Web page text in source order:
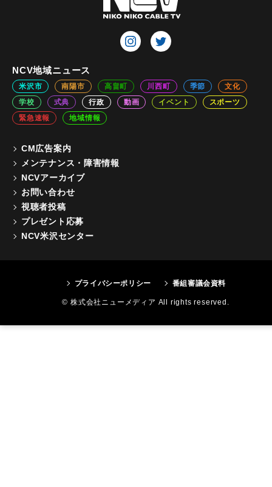
NCV地域ニュース
米沢市 南陽市 高畠町 川西町 季節
文化
学校
式典 行政 動画 イベント
スポーツ
緊急速報
地域情報
CM広告案内
メンテナンス・障害情報
NCVアーカイブ
お問い合わせ
視聴者投稿
プレゼント応募
NCV米沢センター
プライバシーポリシー 番組審議会資料
© 株式会社ニューメディア All rights reserved.